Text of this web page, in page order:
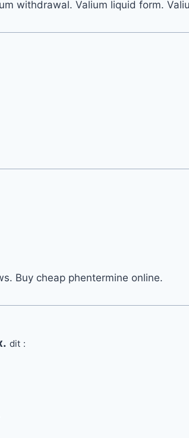
withdrawal. Valium liquid form.
Buy cheap phentermine online.
dit :